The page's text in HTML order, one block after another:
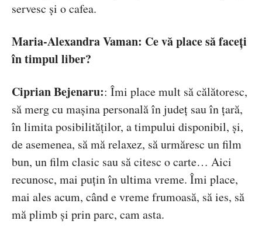
servesc și o cafea.
Maria-Alexandra Vaman: Ce vă place să faceți
în timpul liber?
Ciprian Bejenaru:: Îmi place mult să călătoresc,
să merg cu mașina personală în județ sau în țară,
în limita posibilităților, a timpului disponibil, și,
de asemenea, să mă relaxez, să urmăresc un film
bun, un film clasic sau să citesc o carte… Aici
recunosc, mai puțin în ultima vreme. Îmi place,
mai ales acum, când e vreme frumoasă, să ies, să
mă plimb și prin parc, cam asta.